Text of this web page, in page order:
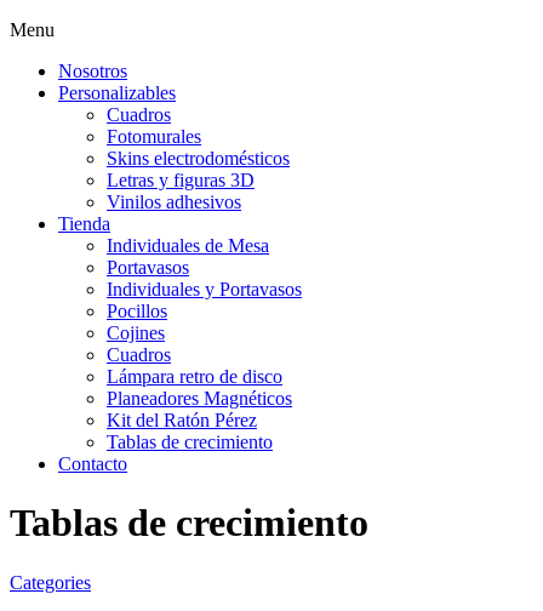
Menu
Nosotros
Personalizables
Cuadros
Fotomurales
Skins electrodomésticos
Letras y figuras 3D
Vinilos adhesivos
Tienda
Individuales de Mesa
Portavasos
Individuales y Portavasos
Pocillos
Cojines
Cuadros
Lámpara retro de disco
Planeadores Magnéticos
Kit del Ratón Pérez
Tablas de crecimiento
Contacto
Tablas de crecimiento
Categories